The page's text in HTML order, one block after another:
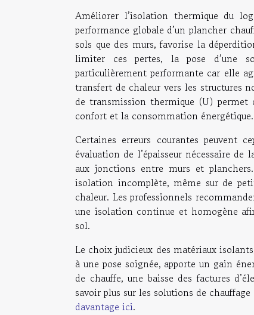
Améliorer l’isolation thermique du
performance globale d’un plancher
sols que des murs, favorise la
limiter ces pertes, la pose d’une
particulièrement performante car elle
transfert de chaleur vers les structures
de transmission thermique (U)
confort et la consommation énergétique.
Certaines erreurs courantes peuvent
évaluation de l’épaisseur nécessaire
aux jonctions entre murs et
isolation incomplète, même sur de
chaleur. Les professionnels
une isolation continue et homogène
sol.
Le choix judicieux des matériaux
à une pose soignée, apporte un gain
de chauffe, une baisse des factures
savoir plus sur les solutions de
davantage ici.